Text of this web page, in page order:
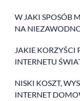
W JAKI SPOSÓB
NA
JAKIE KORZYŚCI
INTERNETU
NISKI KOSZT,
INTERNET